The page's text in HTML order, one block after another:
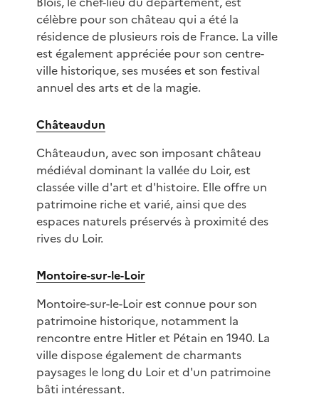
célèbre pour son château qui a été la
résidence de plusieurs rois de France. La ville
est également appréciée pour son centre-
ville historique, ses musées et son festival
annuel des arts et de la magie.
Châteaudun
Châteaudun, avec son imposant château
médiéval dominant la vallée du Loir, est
classée ville d'art et d'histoire. Elle offre un
patrimoine riche et varié, ainsi que des
espaces naturels préservés à proximité des
rives du Loir.
Montoire-sur-le-Loir
Montoire-sur-le-Loir est connue pour son
patrimoine historique, notamment la
rencontre entre Hitler et Pétain en 1940. La
ville dispose également de charmants
paysages le long du Loir et d'un patrimoine
bâti intéressant.